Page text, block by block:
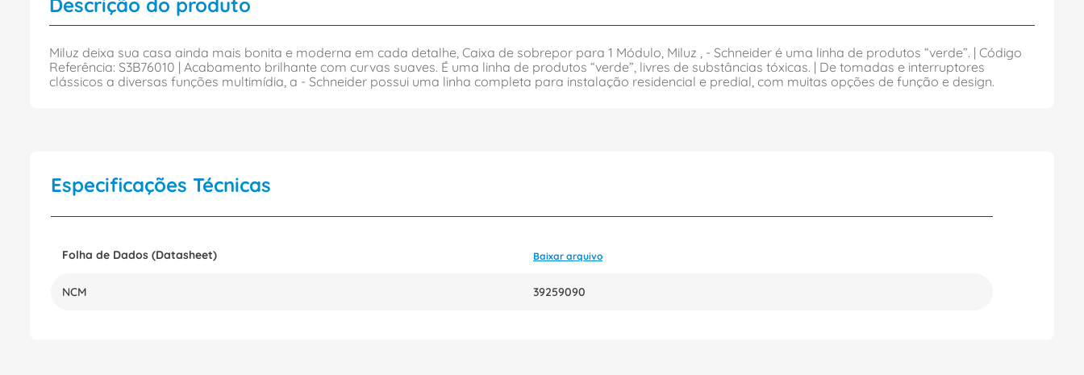
Descrição do produto
Miluz deixa sua casa ainda mais bonita e moderna em cada detalhe, Caixa de sobrepor para 1 Módulo, Miluz , - Schneider é uma linha de produtos “verde”. | Código
Referência: S3B76010 | Acabamento brilhante com curvas suaves. É uma linha de produtos “verde”, livres de substâncias tóxicas. | De tomadas e interruptores
clássicos a diversas funções multimídia, a - Schneider possui uma linha completa para instalação residencial e predial, com muitas opções de função e design.
Especificações Técnicas
Folha de Dados (Datasheet) Baixar arquivo
NCM 39259090